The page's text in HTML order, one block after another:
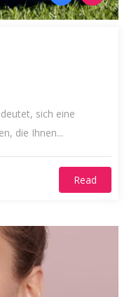
sich eine
die Ihnen...
Read